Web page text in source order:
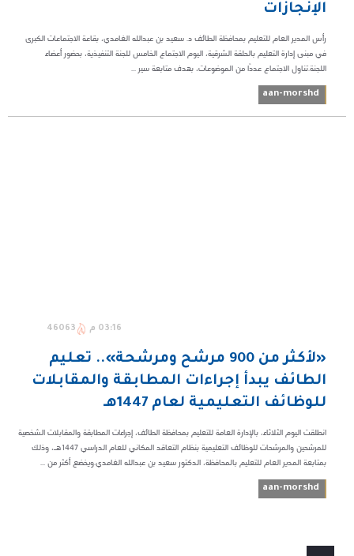
الإنجازات
رأس المدير العام للتعليم بمحافظة الطائف د. سعيد بن عبدالله الغامدي، بقاعة الاجتماعات الكبرى
في مبنى إدارة التعليم بالحلقة الشرقية، اليوم الاجتماع الخامس للجنة التنفيذية، بحضور أعضاء
اللجنة.تناول الاجتماع عددًا من الموضوعات، بهدف متابعة سير ...
aan-morshd
03:16 م 46063
«لأكثر من 900 مرشح ومرشحة».. تعليم
الطائف يبدأ إجراءات المطابقة والمقابلات
للوظائف التعليمية لعام 1447هـ
انطلقت اليوم الثلاثاء، بالإدارة العامة للتعليم بمحافظة الطائف، إجراءات المطابقة والمقابلات الشخصية
للمرشحين والمرشحات للوظائف التعليمية بنظام التعاقد المكاني للعام الدراسي 1447هـ، وذلك
بمتابعة المدير العام للتعليم بالمحافظة، الدكتور سعيد بن عبدالله الغامدي.ويخضع أكثر من ...
aan-morshd